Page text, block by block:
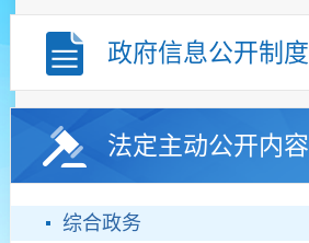
政府信息公开制度
法定主动公开内容
综合政务